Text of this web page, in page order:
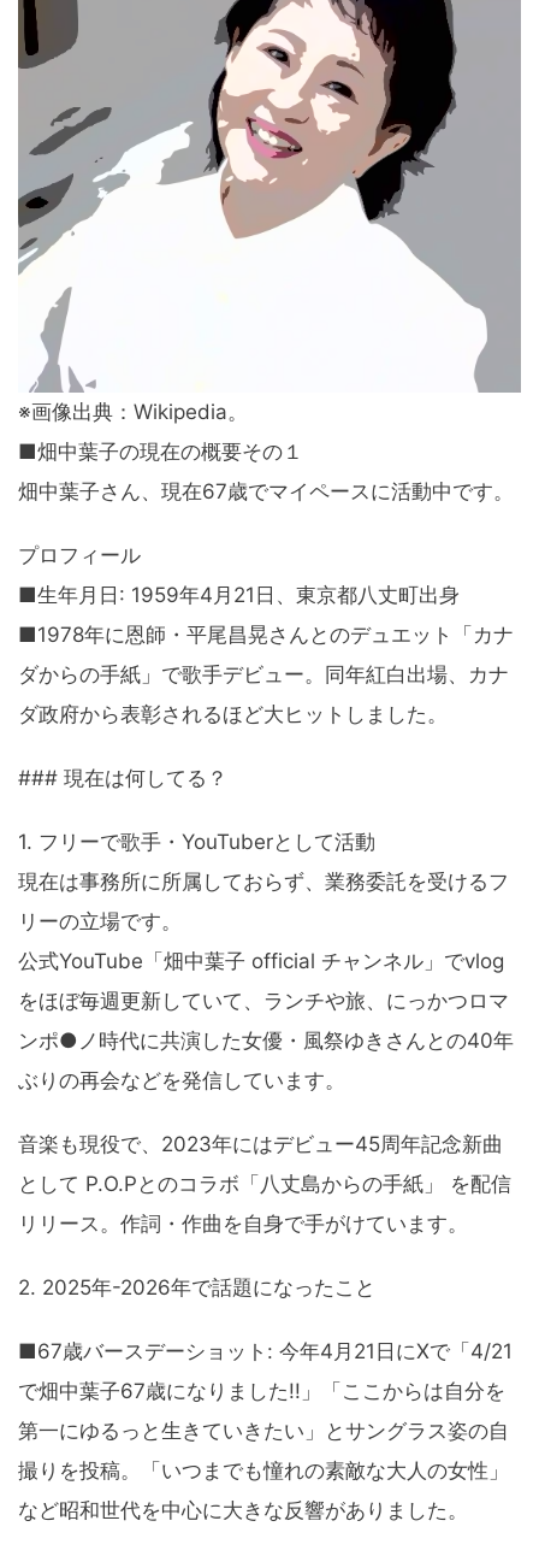
※画像出典：Wikipedia。
■畑中葉子の現在の概要その１
畑中葉子さん、現在67歳でマイペースに活動中です。
プロフィール
■生年月日: 1959年4月21日、東京都八丈町出身
■1978年に恩師・平尾昌晃さんとのデュエット「カナ
ダからの手紙」で歌手デビュー。同年紅白出場、カナ
ダ政府から表彰されるほど大ヒットしました。
### 現在は何してる？
1. フリーで歌手・YouTuberとして活動
現在は事務所に所属しておらず、業務委託を受けるフ
リーの立場です。
公式YouTube「畑中葉子 official チャンネル」でvlog
をほぼ毎週更新していて、ランチや旅、にっかつロマ
ンポ●ノ時代に共演した女優・風祭ゆきさんとの40年
ぶりの再会などを発信しています。
音楽も現役で、2023年にはデビュー45周年記念新曲
として P.O.Pとのコラボ「八丈島からの手紙」 を配信
リリース。作詞・作曲を自身で手がけています。
2. 2025年-2026年で話題になったこと
■67歳バースデーショット: 今年4月21日にXで「4/21
で畑中葉子67歳になりました!!」「ここからは自分を
第一にゆるっと生きていきたい」とサングラス姿の自
撮りを投稿。「いつまでも憧れの素敵な大人の女性」
など昭和世代を中心に大きな反響がありました。